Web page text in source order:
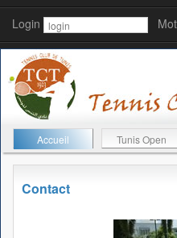
Login
Accueil Tunis Open
Contact